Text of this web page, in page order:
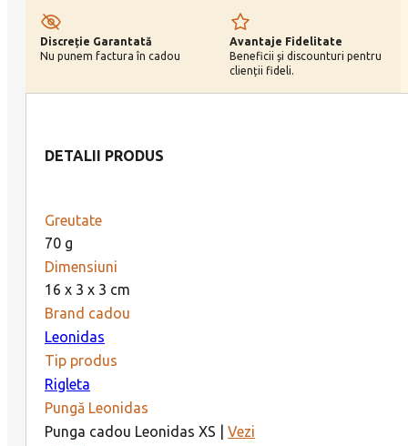
Discreție Garantată
Nu punem factura în cadou
Avantaje Fidelitate
Beneficii și discounturi pentru
clienții fideli.
DETALII PRODUS
Greutate
70 g
Dimensiuni
16 x 3 x 3 cm
Brand cadou
Leonidas
Tip produs
Rigleta
Pungă Leonidas
Punga cadou Leonidas XS | Vezi